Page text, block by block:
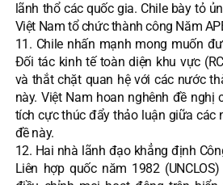
lãnh thổ các quốc gia. Chile bày tỏ
Việt Nam tổ chức thành công Năm
11. Chile nhấn mạnh mong muốn
Đối tác kinh tế toàn diện khu vực
và thắt chặt quan hệ với các nước
này. Việt Nam hoan nghênh đề nghị
tích cực thúc đẩy thảo luận giữa các
đề này.
12. Hai nhà lãnh đạo khẳng định
Liên hợp quốc năm 1982